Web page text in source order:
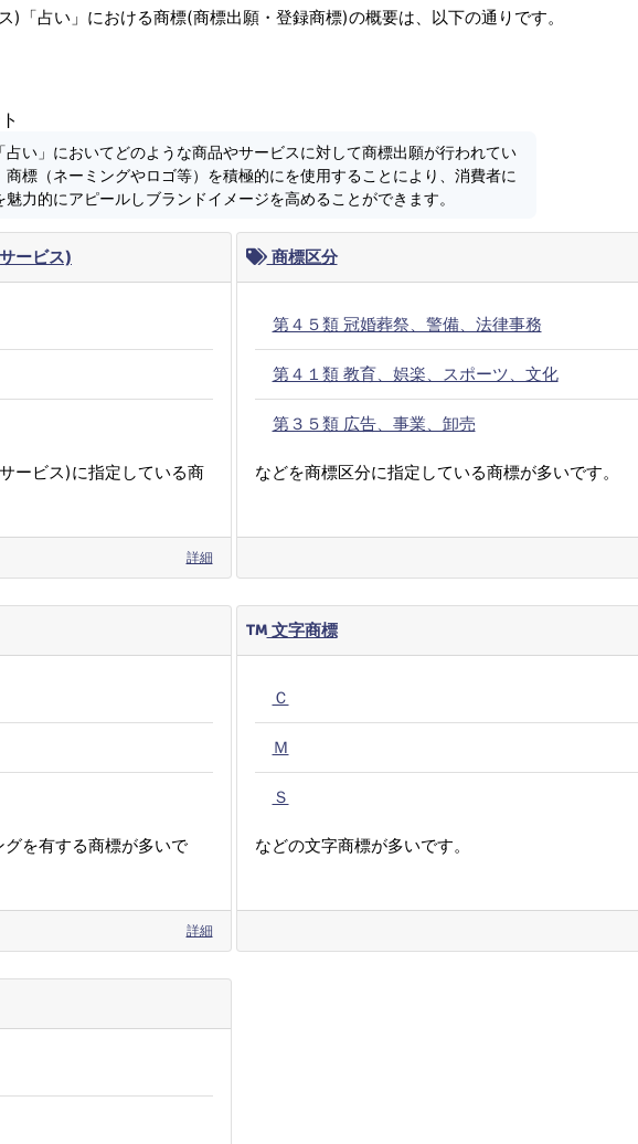
)「占い」における商標(商標出願・登録商標)の概要は、以下の通りです。
占い」においてどのような商品やサービスに対して商標出願が行われてい
標（ネーミングやロゴ等）を積極的にを使用することにより、消費者に
力的にアピールしブランドイメージを高めることができます。
ービス)
ービス)に指定している商
詳細
商標区分
第４５類 冠婚葬祭、警備、法律事務
第４１類 教育、娯楽、スポーツ、文化
第３５類 広告、事業、卸売
などを商標区分に指定している商標が多いです。
を有する商標が多いで
詳細
文字商標
Ｃ
Ｍ
Ｓ
などの文字商標が多いです。